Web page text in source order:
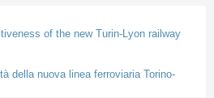
of the new Turin-Lyon railway
della nuova linea ferroviaria Torino-